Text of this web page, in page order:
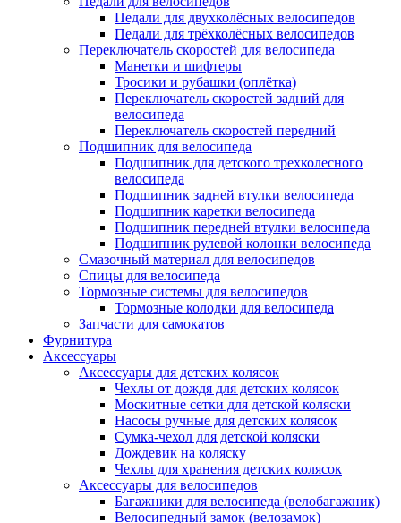
Педали для двухколёсных велосипедов
Педали для трёхколёсных велосипедов
Переключатель скоростей для велосипеда
Манетки и шифтеры
Тросики и рубашки (оплётка)
Переключатель скоростей задний для
велосипеда
Переключатель скоростей передний
Подшипник для велосипеда
Подшипник для детского трехколесного
велосипеда
Подшипник задней втулки велосипеда
Подшипник каретки велосипеда
Подшипник передней втулки велосипеда
Подшипник рулевой колонки велосипеда
Смазочный материал для велосипедов
Спицы для велосипеда
Тормозные системы для велосипедов
Тормозные колодки для велосипеда
Запчасти для самокатов
Фурнитура
Аксессуары
Аксессуары для детских колясок
Чехлы от дождя для детских колясок
Москитные сетки для детской коляски
Насосы ручные для детских колясок
Сумка-чехол для детской коляски
Дождевик на коляску
Чехлы для хранения детских колясок
Аксессуары для велосипедов
Багажники для велосипеда (велобагажник)
Велосипедный замок (велозамок)